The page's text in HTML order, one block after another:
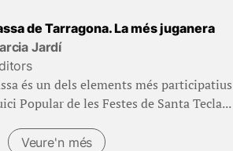
de Tarragona. La més juganera
Jardí
és un dels elements més participatius
Popular de les Festes de Santa Tecla...
Veure'n més